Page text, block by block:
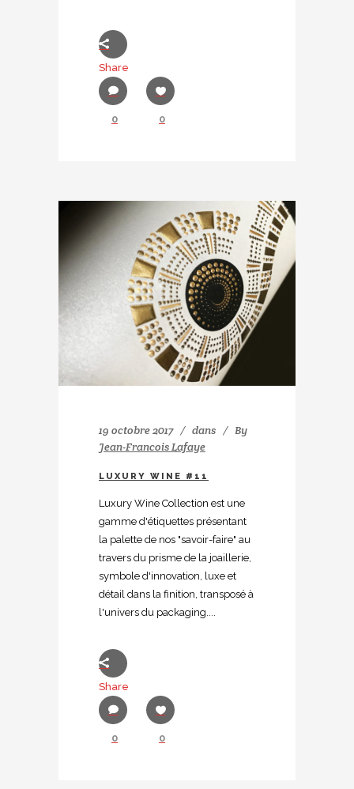
Share
0 0
19 octobre 2017 dans
By
Jean-Francois Lafaye
LUXURY WINE #11
Luxury Wine Collection est une
gamme d'étiquettes présentant
la palette de nos "savoir-faire" au
travers du prisme de la joaillerie,
symbole d'innovation, luxe et
détail dans la finition, transposé à
l'univers du packaging....
Share
0 0